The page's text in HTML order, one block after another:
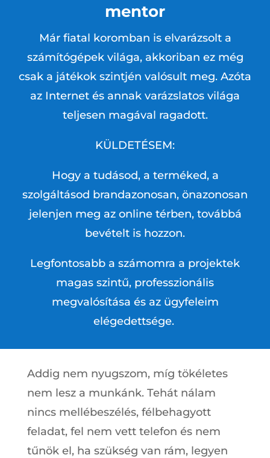
mentor
Már fiatal koromban is elvarázsolt a
számítógépek világa, akkoriban ez még
csak a játékok szintjén valósult meg. Azóta
az Internet és annak varázslatos világa
teljesen magával ragadott.
KÜLDETÉSEM:
Hogy a tudásod, a terméked, a
szolgáltásod brandazonosan, önazonosan
jelenjen meg az online térben, továbbá
bevételt is hozzon.
Legfontosabb a számomra a projektek
magas szintű, professzionális
megvalósítása és az ügyfeleim
elégedettsége.
Addig nem nyugszom, míg tökéletes
nem lesz a munkánk. Tehát nálam
nincs mellébeszélés, félbehagyott
feladat, fel nem vett telefon és nem
tűnök el, ha szükség van rám, legyen